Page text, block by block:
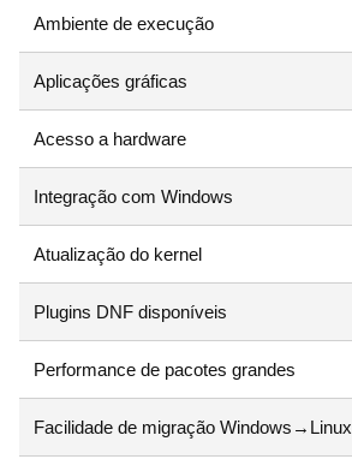
Ambiente de execução
Aplicações gráficas
Acesso a hardware
Integração com Windows
Atualização do kernel
Plugins DNF disponíveis
Performance de pacotes grandes
Facilidade de migração Windows→Linux